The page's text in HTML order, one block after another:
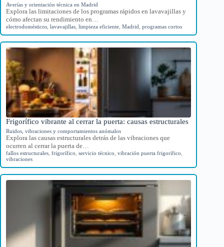
Averías y orientación técnica en Madrid
Explora las limitaciones de los programas rápidos en lavavajillas y
cómo afectan su rendimiento en…
electrodomésticos lavavajillas limpieza eficiente Madrid programas cortos
Frigorífico vibrante al cerrar la puerta: causas estructurales
Ruidos, vibraciones y comportamientos anómalos
Explora las causas estructurales detrás de las vibraciones que
ocurren al cerrar la puerta de…
fallos estructurales frigorífico servicio técnico vibración puerta frigorífico
vibraciones